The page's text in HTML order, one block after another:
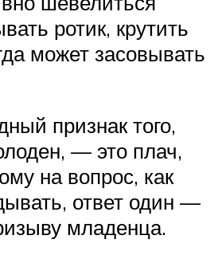
ротик, крутить
может засовывать
признак того,
— это плач,
на вопрос, как
ответ один —
младенца.